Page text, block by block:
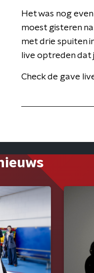
Het was nog
moest gisteren
met drie spuiten
live optreden dat
Check de gave